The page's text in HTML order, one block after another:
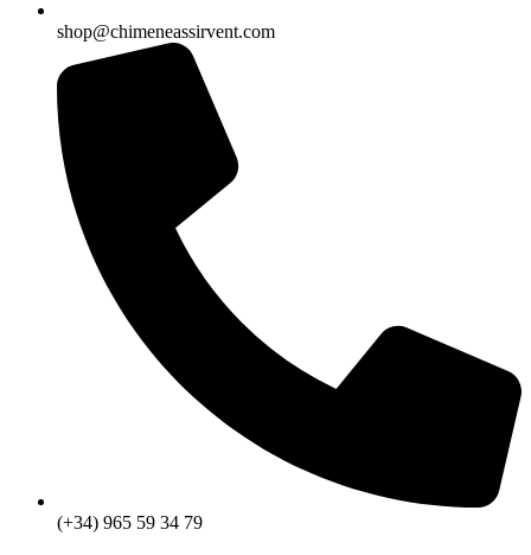
shop@chimeneassirvent.com
(+34) 965 59 34 79